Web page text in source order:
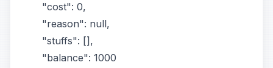
    "cost": 0,
    "reason": null,
    "stuffs": [],
    "balance": 1000